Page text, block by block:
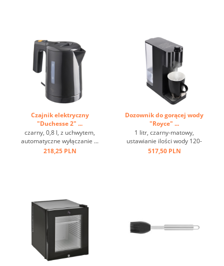
Czajnik elektryczny
"Duchesse 2" ...
czarny, 0,8 l, z uchwytem,
automatyczne wyłączanie ...
218,25 PLN
Dozownik do gorącej wody
"Royce" ...
1 litr, czarny-matowy,
ustawianie ilości wody 120-
220 ml ...
517,50 PLN